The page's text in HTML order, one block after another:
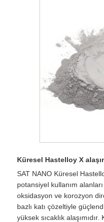
Küresel Hastelloy X
SAT NANO Küresel
potansiyel kullanım
oksidasyon ve korozyon
bazlı katı çözeltiyle
yüksek sıcaklık